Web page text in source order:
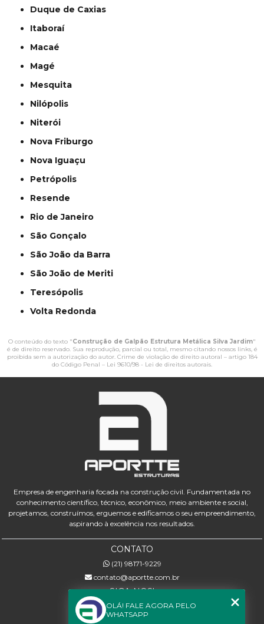
Duque de Caxias
Itaboraí
Macaé
Magé
Mesquita
Nilópolis
Niterói
Nova Friburgo
Nova Iguaçu
Petrópolis
Resende
Rio de Janeiro
São Gonçalo
São João da Barra
São João de Meriti
Teresópolis
Volta Redonda
O conteúdo do texto "Construção de Galpão Estrutura Metálica Silva Jardim"
é de direito reservado. Sua reprodução, parcial ou total, mesmo citando nossos links, é
proibida sem a autorização do autor. Crime de violação de direito autoral – artigo 184
do Código Penal – Lei 9610/98 - Lei de direitos autorais.
Empresa de engenharia focada na construção civil. Fundamentada no
conhecimento científico, técnico, econômico, meio ambiente e social,
projetamos, construímos, erguemos e edificamos o seu empreendimento,
aspirando à excelência nos resultados.
CONTATO
(21) 98171-9229
contato@aportte.com.br
SIGA-NOS!
OLÁ! FALE AGORA PELO
WHATSAPP